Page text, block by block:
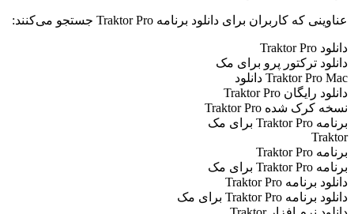
عناوینی که کاربران برای دانلود برنامه Traktor Pro جستجو می‌کنند:
دانلود Traktor Pro
دانلود ترکتور پرو برای مک
Traktor Pro Mac دانلود
دانلود رایگان Traktor Pro
نسخه کرک شده Traktor Pro
برنامه Traktor Pro برای مک
Traktor
برنامه Traktor Pro
برنامه Traktor Pro برای مک
دانلود برنامه Traktor Pro
دانلود برنامه Traktor Pro برای مک